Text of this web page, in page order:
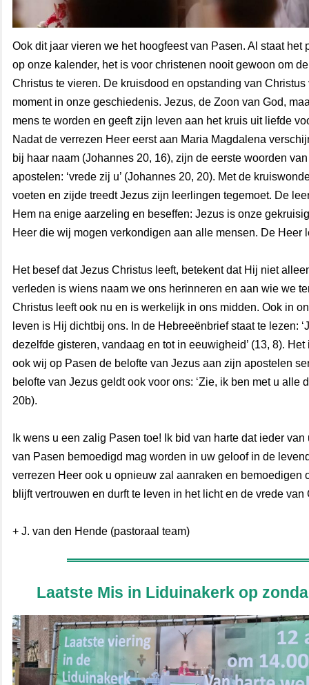
Ook dit jaar vieren we het hoogfeest van Pasen. Al staat het
op onze kalender, het is voor christenen nooit gewoon om
Christus te vieren. De kruisdood en opstanding van
moment in onze geschiedenis. Jezus, de Zoon van God,
mens te worden en geeft zijn leven aan het kruis uit liefde
Nadat de verrezen Heer eerst aan Maria Magdalena
bij haar naam (Johannes 20, 16), zijn de eerste woorden
apostelen: ‘vrede zij u’ (Johannes 20, 20). Met de
voeten en zijde treedt Jezus zijn leerlingen tegemoet. De
Hem na enige aarzeling en beseffen: Jezus is onze
Heer die wij mogen verkondigen aan alle mensen. De Heer
Het besef dat Jezus Christus leeft, betekent dat Hij niet
verleden is wiens naam we ons herinneren en aan wie we
Christus leeft ook nu en is werkelijk in ons midden. Ook in
leven is Hij dichtbij ons. In de Hebreeënbrief staat te lezen:
dezelfde gisteren, vandaag en tot in eeuwigheid’ (13, 8).
ook wij op Pasen de belofte van Jezus aan zijn apostelen
belofte van Jezus geldt ook voor ons: ‘Zie, ik ben met u alle
20b).
Ik wens u een zalig Pasen toe! Ik bid van harte dat ieder
van Pasen bemoedigd mag worden in uw geloof in de
verrezen Heer ook u opnieuw zal aanraken en bemoedigen
blijft vertrouwen en durft te leven in het licht en de vrede van
+ J. van den Hende (pastoraal team)
Laatste Mis in Liduinakerk op